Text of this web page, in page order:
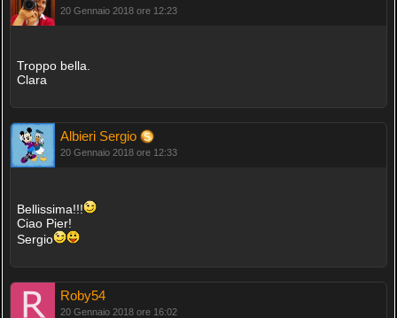
20 Gennaio 2018 ore 12:23
Troppo bella.
Clara
Albieri Sergio
20 Gennaio 2018 ore 12:33
Bellissima!!!
Ciao Pier!
Sergio
Roby54
20 Gennaio 2018 ore 16:02